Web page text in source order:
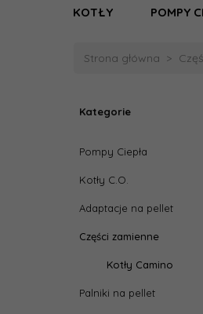
KOTŁY POMPY
Strona główna
Kategorie
Pompy Ciepła
Kotły C.O.
Adaptacje na pellet
Części zamienne
Kotły Camino
Palniki na pellet